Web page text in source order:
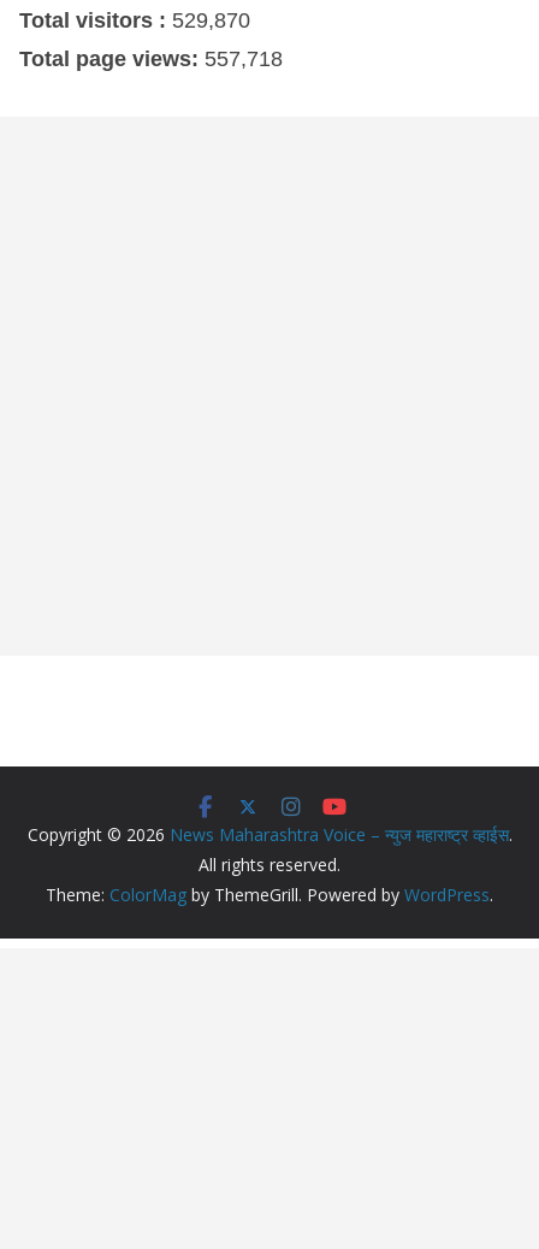
Total visitors : 529,870
Total page views: 557,718
Copyright © 2026 News Maharashtra Voice – न्युज महाराष्ट्र व्हाईस.
All rights reserved.
Theme: ColorMag by ThemeGrill. Powered by WordPress.